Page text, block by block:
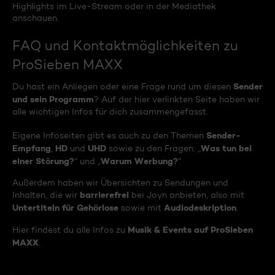
Highlights im Live-Stream oder in der Mediathek
anschauen.
FAQ und Kontaktmöglichkeiten zu
ProSieben MAXX
Du hast ein Anliegen oder eine Frage rund um diesen Sender
und sein Programm? Auf der hier verlinkten Seite haben wir
alle wichtigen Infos für dich zusammengefasst.
Eigene Infoseiten gibt es auch zu den Themen Sender-
Empfang HD und UHD sowie zu den Fragen: „ Was tun bei
einer Störung?“ und „ Warum Werbung?“
Außerdem haben wir Übersichten zu Sendungen und
Inhalten, die wir barrierefrei bei Joyn anbieten, also mit
Untertiteln für Gehörlose sowie mit Audiodeskription
Hier findest du alle Infos zu Musik & Events auf ProSieben
MAXX